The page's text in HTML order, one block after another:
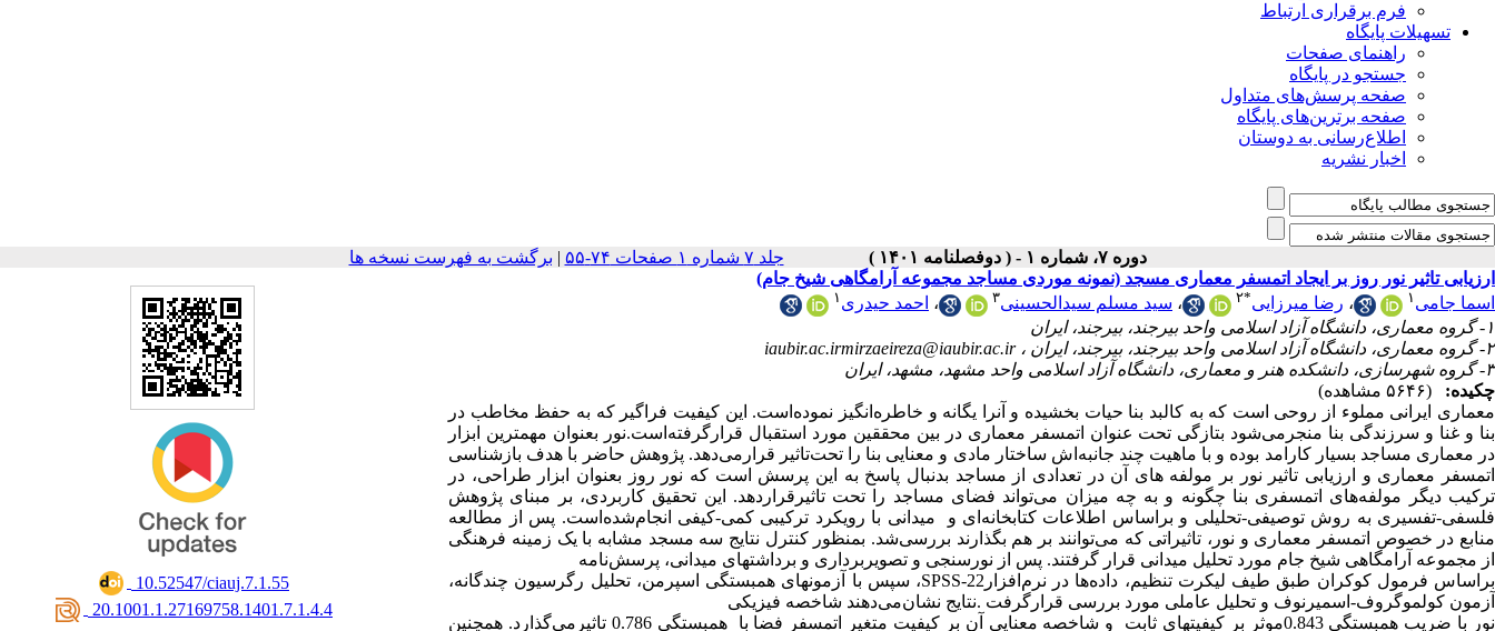
فرم برقراری ارتباط
تسهیلات پایگاه
راهنمای صفحات
جستجو در پایگاه
صفحه پرسش‌های متداول
صفحه برترین‌های پایگاه
اطلاع‌رسانی به دوستان
اخبار نشریه
دوره ۷، شماره ۱ - ( دوفصلنامه ۱۴۰۱ ) جلد ۷ شماره ۱ صفحات ۷۴-۵۵ | برگشت به فهرست نسخه ها
‎ 10.52547/ciauj.7.1.55
‎ 20.1001.1.27169758.1401.7.1.4.4
ارزیابی تاثیر نور روز بر ایجاد اتمسفر معماری مسجد (نمونه موردی مساجد مجموعه آرامگاهی شیخ جام)
اسما جامی ۱ ، رضا میرزایی*۲ ، سید مسلم سیدالحسینی۳ ، احمد حیدری ۱
۱- گروه معماری، دانشگاه آزاد اسلامی واحد بیرجند، بیرجند، ایران
۲- گروه معماری، دانشگاه آزاد اسلامی واحد بیرجند، بیرجند، ایران ،
iaubir.ac.irmirzaeireza@iaubir.ac.ir
۳- گروه شهرسازی، دانشکده هنر و معماری، دانشگاه آزاد اسلامی واحد مشهد، مشهد، ایران
چکیده:
(۵۶۴۶ مشاهده)
معماری ایرانی مملوء از روحی است که به کالبد بنا حیات بخشیده و آنرا یگانه و خاطره‌انگیز نموده‌است. این کیفیت فراگیر که به حفظ مخاطب در
بنا و غنا و سرزندگی بنا منجرمی‌شود بتازگی تحت عنوان اتمسفر معماری در بین محققین مورد استقبال قرارگرفته‌است.نور بعنوان مهمترین ابزار
در معماری مساجد بسیار کارامد بوده و با ماهیت چند جانبه‌اش ساختار مادی و معنایی بنا را تحت‌تاثیر‌ قرارمی‌دهد. پژوهش حاضر با هدف بازشناسی
اتمسفر معماری و ارزیابی تاثیر نور بر مولفه های آن در تعدادی از مساجد بدنبال پاسخ به این پرسش است که نور روز بعنوان ابزار طراحی، در
ترکیب دیگر مولفه‌های اتمسفری بنا چگونه و به چه میزان می‌تواند فضای مساجد را تحت‌ تاثیرقراردهد. این تحقیق کاربردی، بر مبنای پژوهش
فلسفی-تفسیری به روش توصیفی-تحلیلی و براساس اطلاعات کتابخانه‌ای و میدانی با رویکرد ترکیبی کمی-کیفی انجام‌شده‌است. پس از مطالعه
منابع در خصوص اتمسفر معماری و نور، تاثیراتی که می‌توانند بر هم بگذارند بررسی‌شد. بمنظور کنترل نتایج سه مسجد مشابه با یک زمینه فرهنگی
از مجموعه آرامگاهی شیخ جام مورد تحلیل میدانی قرار گرفتند. پس از نورسنجی و تصویربرداری و برداشتهای میدانی، پرسش‌نامه
براساس فرمول کوکران طبق ‌طیف ‌لیکرت تنظیم، داده‌ها در نرم‌افزار SPSS-22، سپس با آزمونهای همبستگی اسپرمن، تحلیل رگرسیون چندگانه،
آزمون کولموگروف-اسمیرنوف و تحلیل عاملی مورد بررسی قرارگرفت .نتایج نشان‌می‌دهند شاخصه فیزیکی
نور با ضریب همبستگی 0.843موثر بر کیفیتهای ثابت و شاخصه معنایی آن بر کیفیت متغیر اتمسفر فضا با همبستگی 0.786 تاثیرمی‌گذارد. همچنین